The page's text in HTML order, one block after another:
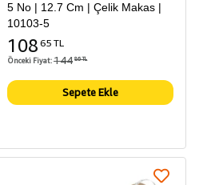
5 No | 12.7 Cm | Çelik Makas |
10103-5
108 65 TL
Önceki Fiyat:144 86 TL
Sepete Ekle